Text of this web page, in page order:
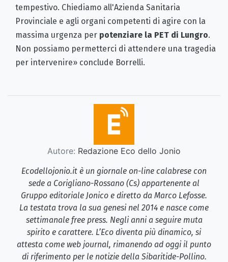
tempestivo. Chiediamo all'Azienda Sanitaria
Provinciale e agli organi competenti di agire con la
massima urgenza per potenziare la PET di Lungro.
Non possiamo permetterci di attendere una tragedia
per intervenire» conclude Borrelli.
Autore: Redazione Eco dello Jonio
Ecodellojonio.it è un giornale on-line calabrese con
sede a Corigliano-Rossano (Cs) appartenente al
Gruppo editoriale Jonico e diretto da Marco Lefosse.
La testata trova la sua genesi nel 2014 e nasce come
settimanale free press. Negli anni a seguire muta
spirito e carattere. L’Eco diventa più dinamico, si
attesta come web journal, rimanendo ad oggi il punto
di riferimento per le notizie della Sibaritide-Pollino.